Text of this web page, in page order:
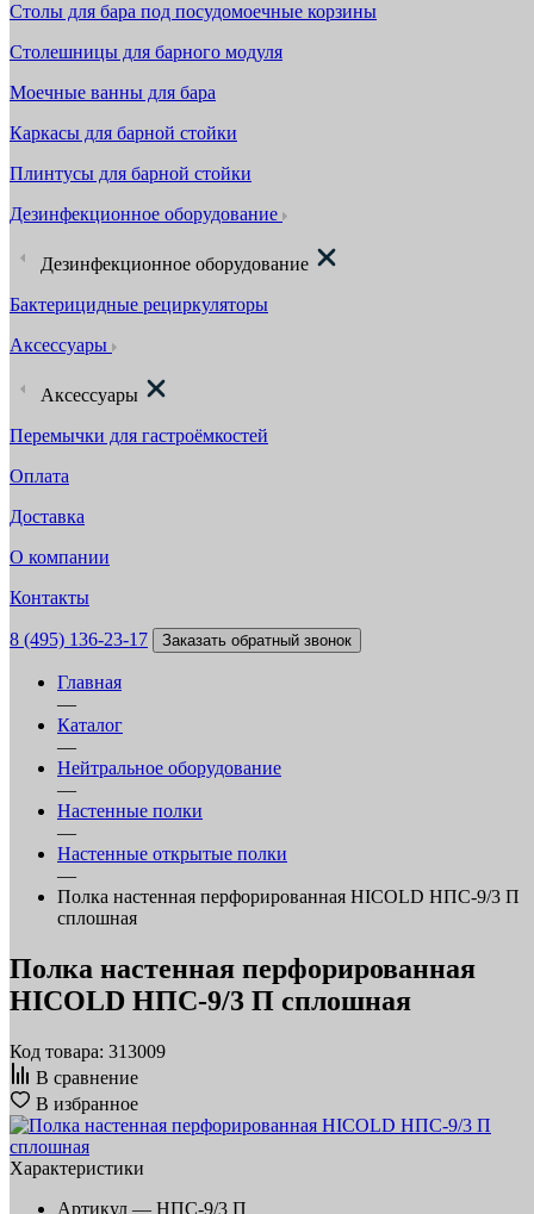
Столы для бара под посудомоечные корзины
Столешницы для барного модуля
Моечные ванны для бара
Каркасы для барной стойки
Плинтусы для барной стойки
Дезинфекционное оборудование
Дезинфекционное оборудование
Бактерицидные рециркуляторы
Аксессуары
Аксессуары
Перемычки для гастроёмкостей
Оплата
Доставка
О компании
Контакты
8 (495) 136-23-17 Заказать обратный звонок
Главная
—
Каталог
—
Нейтральное оборудование
—
Настенные полки
—
Настенные открытые полки
—
Полка настенная перфорированная HICOLD НПС-9/3 П
сплошная
Полка настенная перфорированная
HICOLD НПС-9/3 П сплошная
Код товара: 313009
В сравнение
В избранное
Характеристики
Артикул — НПС-9/3 П